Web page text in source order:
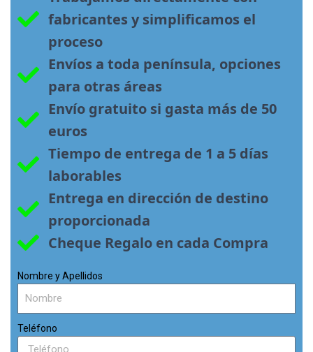
fabricantes y simplificamos el
proceso
Envíos a toda península, opciones
para otras áreas
Envío gratuito si gasta más de 50
euros
Tiempo de entrega de 1 a 5 días
laborables
Entrega en dirección de destino
proporcionada
Cheque Regalo en cada Compra
Nombre y Apellidos
Teléfono